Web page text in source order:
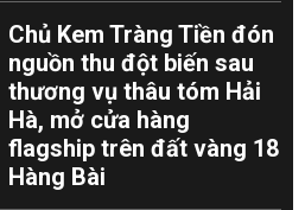
Chủ Kem Tràng Tiền đón
nguồn thu đột biến sau
thương vụ thâu tóm Hải
Hà, mở cửa hàng
flagship trên đất vàng 18
Hàng Bài